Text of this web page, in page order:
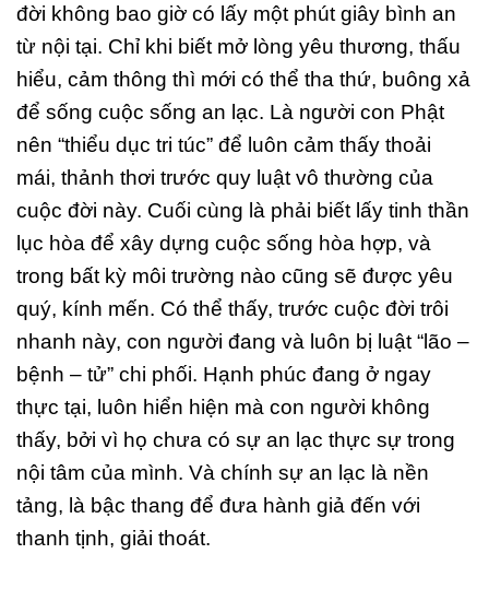
đời không bao giờ có lấy một phút giây bình an
từ nội tại. Chỉ khi biết mở lòng yêu thương, thấu
hiểu, cảm thông thì mới có thể tha thứ, buông xả
để sống cuộc sống an lạc. Là người con Phật
nên “thiểu dục tri túc” để luôn cảm thấy thoải
mái, thảnh thơi trước quy luật vô thường của
cuộc đời này. Cuối cùng là phải biết lấy tinh thần
lục hòa để xây dựng cuộc sống hòa hợp, và
trong bất kỳ môi trường nào cũng sẽ được yêu
quý, kính mến. Có thể thấy, trước cuộc đời trôi
nhanh này, con người đang và luôn bị luật “lão –
bệnh – tử” chi phối. Hạnh phúc đang ở ngay
thực tại, luôn hiển hiện mà con người không
thấy, bởi vì họ chưa có sự an lạc thực sự trong
nội tâm của mình. Và chính sự an lạc là nền
tảng, là bậc thang để đưa hành giả đến với
thanh tịnh, giải thoát.